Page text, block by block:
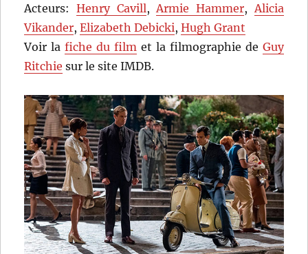
Acteurs: Henry Cavill, Armie Hammer, Alicia
Vikander,Elizabeth Debicki,Hugh Grant
Voir lafiche du film et la filmographie de Guy
Ritchie sur le site IMDB.